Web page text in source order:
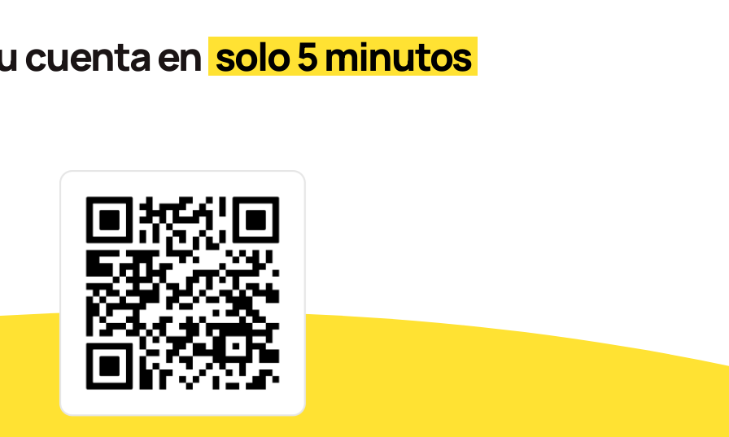
cuenta en solo 5 minutos